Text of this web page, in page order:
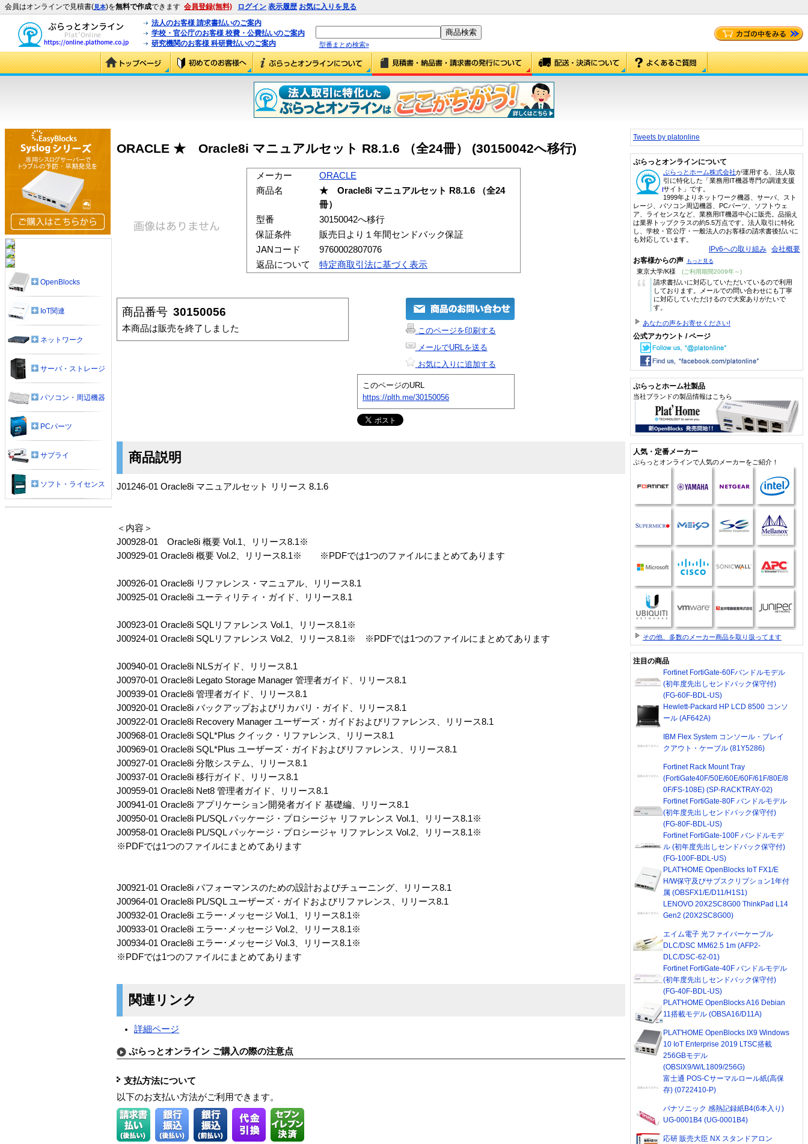
会員はオンラインで見積書(見本)を無料で作成できます 会員登録(無料) ログイン 表示履歴 お気に入りを見る
法人のお客様 請求書払いのご案内
学校・官公庁のお客様 校費・公費払いのご案内
研究機関のお客様 科研費払いのご案内
型番まとめ検索»
ORACLE ★ Oracle8i マニュアルセット R8.1.6 （全24冊） (30150042へ移行)
メーカー
ORACLE
商品名
★ Oracle8i マニュアルセット R8.1.6 （全24
冊）
型番
30150042へ移行
保証条件
販売日より１年間センドバック保証
JANコード
9760002807076
返品について
特定商取引法に基づく表示
商品番号 30150056
本商品は販売を終了しました
このページを印刷する
メールでURLを送る
お気に入りに追加する
このページのURL
https://plth.me/30150056
商品説明
J01246-01 Oracle8i マニュアルセット リリース 8.1.6
＜内容＞
J00928-01 Oracle8i 概要 Vol.1、リリース8.1※
J00929-01 Oracle8i 概要 Vol.2、リリース8.1※ ※PDFでは1つのファイルにまとめてあります
J00926-01 Oracle8i リファレンス・マニュアル、リリース8.1
J00925-01 Oracle8i ユーティリティ・ガイド、リリース8.1
J00923-01 Oracle8i SQLリファレンス Vol.1、リリース8.1※
J00924-01 Oracle8i SQLリファレンス Vol.2、リリース8.1※ ※PDFでは1つのファイルにまとめてあります
J00940-01 Oracle8i NLSガイド、リリース8.1
J00970-01 Oracle8i Legato Storage Manager 管理者ガイド、リリース8.1
J00939-01 Oracle8i 管理者ガイド、リリース8.1
J00920-01 Oracle8i バックアップおよびリカバリ・ガイド、リリース8.1
J00922-01 Oracle8i Recovery Manager ユーザーズ・ガイドおよびリファレンス、リリース8.1
J00968-01 Oracle8i SQL*Plus クイック・リファレンス、リリース8.1
J00969-01 Oracle8i SQL*Plus ユーザーズ・ガイドおよびリファレンス、リリース8.1
J00927-01 Oracle8i 分散システム、リリース8.1
J00937-01 Oracle8i 移行ガイド、リリース8.1
J00959-01 Oracle8i Net8 管理者ガイド、リリース8.1
J00941-01 Oracle8i アプリケーション開発者ガイド 基礎編、リリース8.1
J00950-01 Oracle8i PL/SQL パッケージ・プロシージャ リファレンス Vol.1、リリース8.1※
J00958-01 Oracle8i PL/SQL パッケージ・プロシージャ リファレンス Vol.2、リリース8.1※
※PDFでは1つのファイルにまとめてあります
J00921-01 Oracle8i パフォーマンスのための設計およびチューニング、リリース8.1
J00964-01 Oracle8i PL/SQL ユーザーズ・ガイドおよびリファレンス、リリース8.1
J00932-01 Oracle8i エラー･メッセージ Vol.1、リリース8.1※
J00933-01 Oracle8i エラー･メッセージ Vol.2、リリース8.1※
J00934-01 Oracle8i エラー･メッセージ Vol.3、リリース8.1※
※PDFでは1つのファイルにまとめてあります
関連リンク
詳細ページ
ぷらっとオンライン ご購入の際の注意点
支払方法について
以下のお支払い方法がご利用できます。
OpenBlocks
IoT関連
ネットワーク
サーバ・ストレージ
パソコン・周辺機器
PCパーツ
サプライ
ソフト・ライセンス
Tweets by platonline
ぷらっとオンラインについて
ぷらっとホーム株式会社が運用する、法人取
引に特化した「業務用IT機器専門の調達支援
サイト」です。
1999年よりネットワーク機器、サーバ、スト
レージ、パソコン周辺機器、PCパーツ、ソフトウェ
ア、ライセンスなど、業務用IT機器中心に販売。品揃え
は業界トップクラスの約5.5万点です。法人取引に特化
し、学校・官公庁・一般法人のお客様の請求書後払いに
も対応しています。
IPv6への取り組み 会社概要
お客様からの声 もっと見る
東京大学/K様 (ご利用期間2009年～)
“
請求書払いに対応していただいているので利用
しております。メールでの問い合わせにも丁寧
に対応していただけるので大変ありがたいで
す。
あなたの声をお寄せください!
公式アカウント / ページ
ぷらっとホーム社製品
当社ブランドの製品情報はこちら
人気・定番メーカー
ぷらっとオンラインで人気のメーカーをご紹介！
その他、多数のメーカー商品を取り扱ってます
注目の商品
Fortinet FortiGate-60Fバンドルモデル
(初年度先出しセンドバック保守付)
(FG-60F-BDL-US)
Hewlett-Packard HP LCD 8500 コンソ
ール (AF642A)
IBM Flex System コンソール・ブレイ
クアウト・ケーブル (81Y5286)
Fortinet Rack Mount Tray
(FortiGate40F/50E/60E/60F/61F/80E/8
0F/FS-108E) (SP-RACKTRAY-02)
Fortinet FortiGate-80F バンドルモデル
(初年度先出しセンドバック保守付)
(FG-80F-BDL-US)
Fortinet FortiGate-100F バンドルモデ
ル (初年度先出しセンドバック保守付)
(FG-100F-BDL-US)
PLAT'HOME OpenBlocks IoT FX1/E
H/W保守及びサブスクリプション1年付
属 (OBSFX1/E/D11/H1S1)
LENOVO 20X2SC8G00 ThinkPad L14
Gen2 (20X2SC8G00)
エイム電子 光ファイバーケーブル
DLC/DSC MM62.5 1m (AFP2-
DLC/DSC-62-01)
Fortinet FortiGate-40F バンドルモデル
(初年度先出しセンドバック保守付)
(FG-40F-BDL-US)
PLAT'HOME OpenBlocks A16 Debian
11搭載モデル (OBSA16/D11A)
PLAT'HOME OpenBlocks IX9 Windows
10 IoT Enterprise 2019 LTSC搭載
256GBモデル
(OBSIX9/W/L1809/256G)
富士通 POS-Cサーマルロール紙(高保
存) (0722410-P)
パナソニック 感熱記録紙B4(6本入り)
UG-0001B4 (UG-0001B4)
応研 販売大臣 NX スタンドアロン